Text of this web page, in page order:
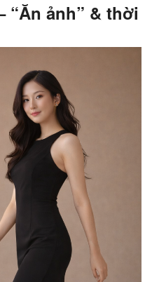
“Ăn ảnh” & thời